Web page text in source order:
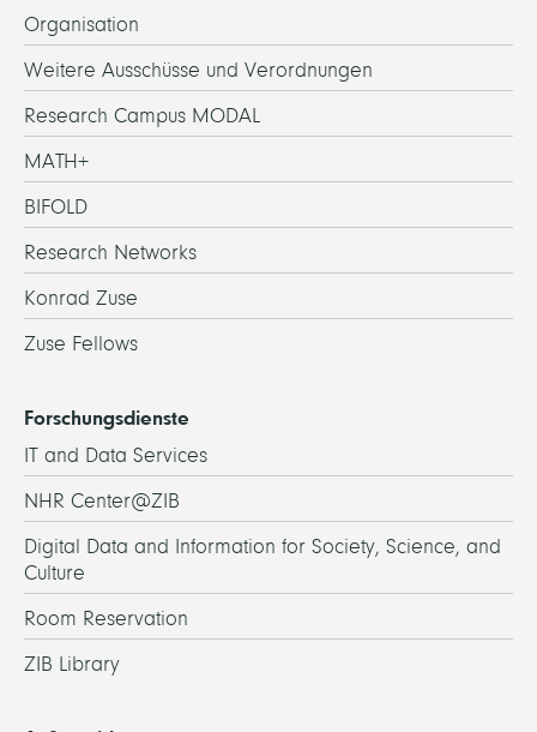
Organisation
Weitere Ausschüsse und Verordnungen
Research Campus MODAL
MATH+
BIFOLD
Research Networks
Konrad Zuse
Zuse Fellows
Forschungsdienste
IT and Data Services
NHR Center@ZIB
Digital Data and Information for Society, Science, and
Culture
Room Reservation
ZIB Library